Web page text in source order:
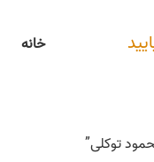
خانه
توکلی”